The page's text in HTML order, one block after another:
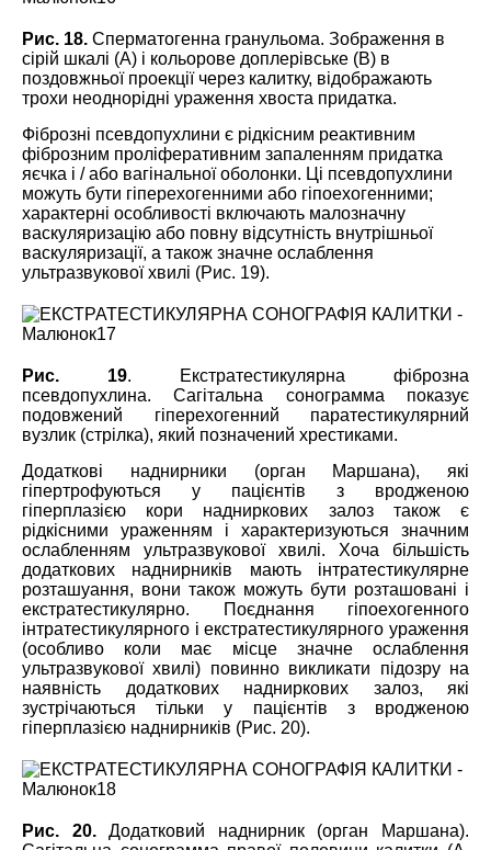
Рис. 18. Сперматогенна гранульома. Зображення в
сірій шкалі (А) і кольорове доплерівське (B) в
поздовжньої проекції через калитку, відображають
трохи неоднорідні ураження хвоста придатка.
Фіброзні псевдопухлини є рідкісним реактивним
фіброзним проліферативним запаленням придатка
яєчка і / або вагінальної оболонки. Ці псевдопухлини
можуть бути гіперехогенними або гіпоехогенними;
характерні особливості включають малозначну
васкуляризацію або повну відсутність внутрішньої
васкуляризації, а також значне ослаблення
ультразвукової хвилі (Рис. 19).
Рис. 19. Екстратестикулярна фіброзна
псевдопухлина. Сагітальна сонограмма показує
подовжений гіперехогенний паратестикулярний
вузлик (стрілка), який позначений хрестиками.
Додаткові наднирники (орган Маршана), які
гіпертрофуються у пацієнтів з вродженою
гіперплазією кори надниркових залоз також є
рідкісними ураженням і характеризуються значним
ослабленням ультразвукової хвилі. Хоча більшість
додаткових наднирників мають інтратестикулярне
розташуання, вони також можуть бути розташовані і
екстратестикулярно. Поєднання гіпоехогенного
інтратестикулярного і екстратестикулярного ураження
(особливо коли має місце значне ослаблення
ультразвукової хвилі) повинно викликати підозру на
наявність додаткових надниркових залоз, які
зустрічаються тільки у пацієнтів з вродженою
гіперплазією наднирників (Рис. 20).
Рис. 20.Додатковий наднирник (орган Маршана).